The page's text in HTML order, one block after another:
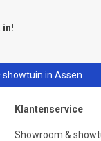
in!
showtuin in Assen
Klantenservice
Showroom &